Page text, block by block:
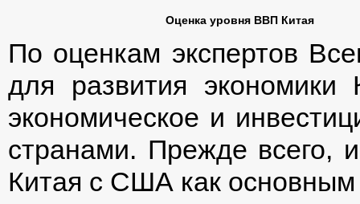
Оценка уровня ВВП Китая
По оценкам экспертов
для развития экономики
экономическое и
странами. Прежде всего,
Китая с США как